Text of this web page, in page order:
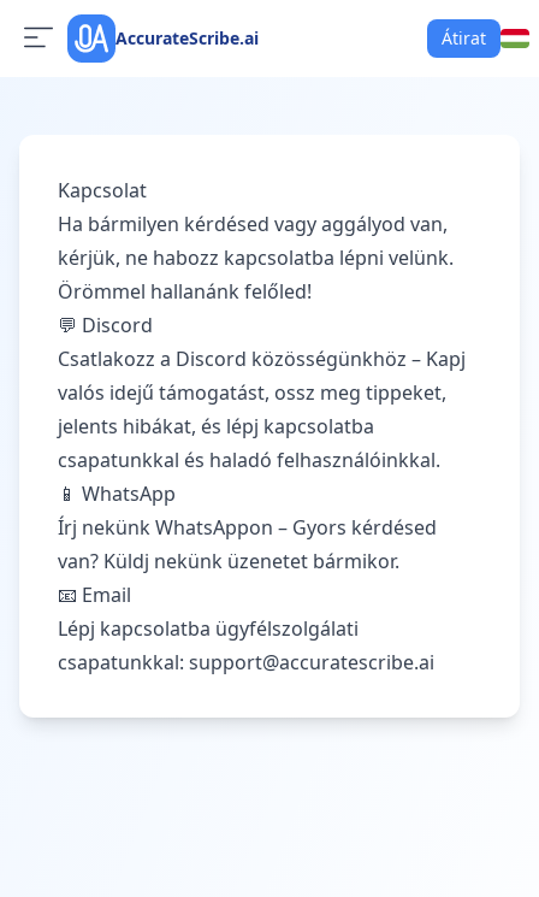
AccurateScribe.ai Átirat
Kapcsolat
Ha bármilyen kérdésed vagy aggályod van,
kérjük, ne habozz kapcsolatba lépni velünk.
Örömmel hallanánk felőled!
💬 Discord
Csatlakozz a Discord közösségünkhöz – Kapj
valós idejű támogatást, ossz meg tippeket,
jelents hibákat, és lépj kapcsolatba
csapatunkkal és haladó felhasználóinkkal.
📱 WhatsApp
Írj nekünk WhatsAppon – Gyors kérdésed
van? Küldj nekünk üzenetet bármikor.
📧 Email
Lépj kapcsolatba ügyfélszolgálati
csapatunkkal: support@accuratescribe.ai